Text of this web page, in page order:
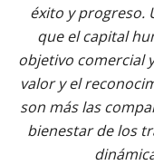
éxito y progreso.
que el capital
objetivo comercial
valor y el
son más las
bienestar de los